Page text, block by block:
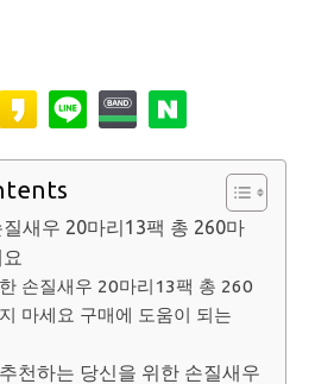
새우 20마리13팩 총 260마
손질새우 20마리13팩 총 260
마세요 구매에 도움이 되는
천하는 당신을 위한 손질새우